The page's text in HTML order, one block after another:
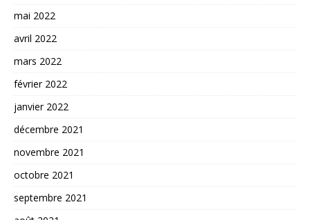
mai 2022
avril 2022
mars 2022
février 2022
janvier 2022
décembre 2021
novembre 2021
octobre 2021
septembre 2021